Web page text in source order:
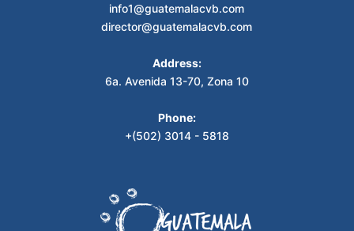
info1@guatemalacvb.com
director@guatemalacvb.com
Address:
6a. Avenida 13-70, Zona 10
Phone:
+(502) 3014 - 5818